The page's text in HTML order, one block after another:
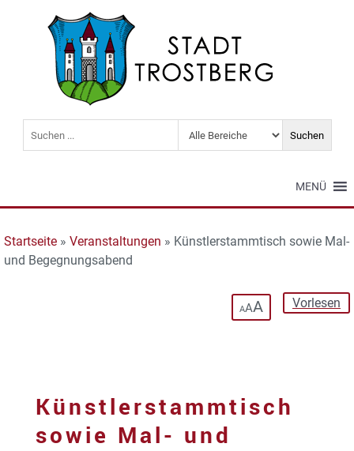
MENÜ
Startseite » Veranstaltungen » Künstlerstammtisch sowie Mal-
und Begegnungsabend
Vorlesen
AAA
Künstlerstammtisch
sowie Mal- und